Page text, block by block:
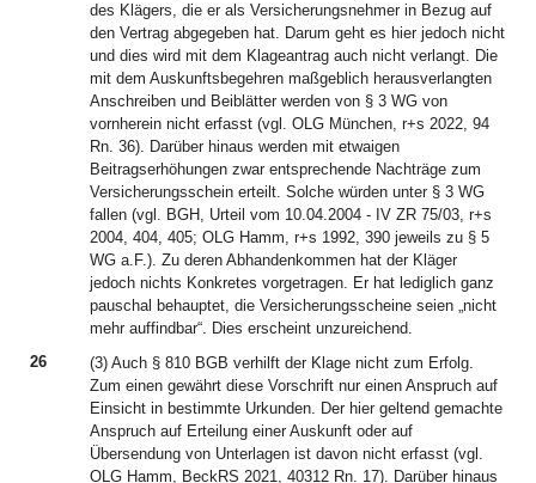
des Klägers, die er als Versicherungsnehmer in Bezug auf
den Vertrag abgegeben hat. Darum geht es hier jedoch nicht
und dies wird mit dem Klageantrag auch nicht verlangt. Die
mit dem Auskunftsbegehren maßgeblich herausverlangten
Anschreiben und Beiblätter werden von § 3 WG von
vornherein nicht erfasst (vgl. OLG München, r+s 2022, 94
Rn. 36). Darüber hinaus werden mit etwaigen
Beitragserhöhungen zwar entsprechende Nachträge zum
Versicherungsschein erteilt. Solche würden unter § 3 WG
fallen (vgl. BGH, Urteil vom 10.04.2004 - IV ZR 75/03, r+s
2004, 404, 405; OLG Hamm, r+s 1992, 390 jeweils zu § 5
WG a.F.). Zu deren Abhandenkommen hat der Kläger
jedoch nichts Konkretes vorgetragen. Er hat lediglich ganz
pauschal behauptet, die Versicherungsscheine seien „nicht
mehr auffindbar“. Dies erscheint unzureichend.
26
(3) Auch § 810 BGB verhilft der Klage nicht zum Erfolg.
Zum einen gewährt diese Vorschrift nur einen Anspruch auf
Einsicht in bestimmte Urkunden. Der hier geltend gemachte
Anspruch auf Erteilung einer Auskunft oder auf
Übersendung von Unterlagen ist davon nicht erfasst (vgl.
OLG Hamm, BeckRS 2021, 40312 Rn. 17). Darüber hinaus